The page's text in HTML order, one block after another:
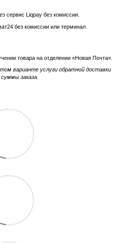
сервис Liqpay без комиссии.
без комиссии или терминал
товара на отделении «Новая Почта».
варианте услуги обратной доставки
заказа.